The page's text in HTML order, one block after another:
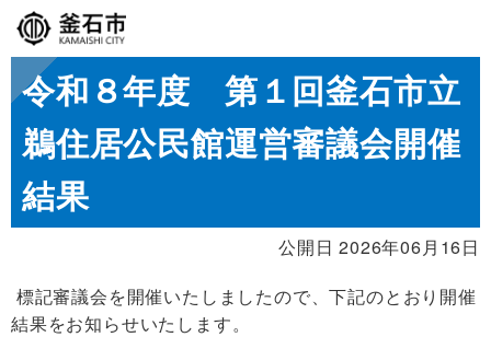
令和８年度 第１回釜石市立
鵜住居公民館運営審議会開催
結果
公開日 2026年06月16日
標記審議会を開催いたしましたので、下記のとおり開催
結果をお知らせいたします。